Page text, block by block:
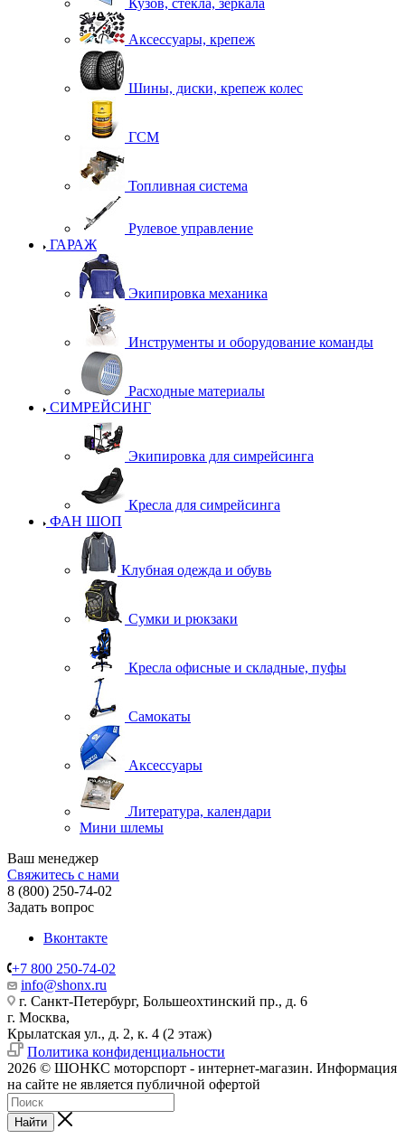
Аксессуары, крепеж
Шины, диски, крепеж колес
ГСМ
Топливная система
Рулевое управление
ГАРАЖ
Экипировка механика
Инструменты и оборудование команды
Расходные материалы
СИМРЕЙСИНГ
Экипировка для симрейсинга
Кресла для симрейсинга
ФАН ШОП
Клубная одежда и обувь
Сумки и рюкзаки
Кресла офисные и складные, пуфы
Самокаты
Аксессуары
Литература, календари
Мини шлемы
Ваш менеджер
Свяжитесь с нами
8 (800) 250-74-02
Задать вопрос
Вконтакте
+7 800 250-74-02
info@shonx.ru
г. Санкт-Петербург, Большеохтинский пр., д. 6
г. Москва,
Крылатская ул., д. 2, к. 4 (2 этаж)
Политика конфиденциальности
2026 © ШОНКС моторспорт - интернет-магазин. Информация
на сайте не является публичной офертой
Найти